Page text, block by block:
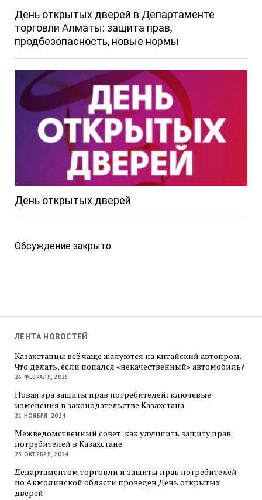
День открытых дверей в Департаменте
торговли Алматы: защита прав,
продбезопасность, новые нормы
День открытых дверей
Обсуждение закрыто.
ЛЕНТА НОВОСТЕЙ
Казахстанцы всё чаще жалуются на китайский автопром.
Что делать, если попался «некачественный» автомобиль?
26 ФЕВРАЛЯ, 2025
Новая эра защиты прав потребителей: ключевые
изменения в законодательстве Казахстана
21 НОЯБРЯ, 2024
Межведомственный совет: как улучшить защиту прав
потребителей в Казахстане
23 ОКТЯБРЯ, 2024
Департаментом торговли и защиты прав потребителей
по Акмолинской области проведен День открытых
дверей